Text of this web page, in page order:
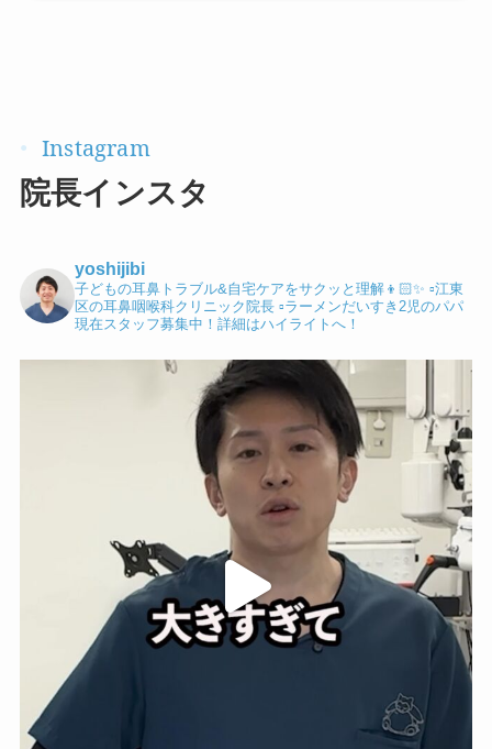
院長インスタ
yoshijibi
子どもの耳鼻トラブル&自宅ケアをサクッと理解👦🏻✨ ▫️江東
区の耳鼻咽喉科クリニック院長▫️ラーメンだいすき2児のパパ
現在スタッフ募集中！詳細はハイライトへ！